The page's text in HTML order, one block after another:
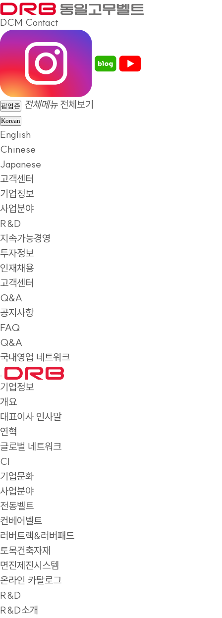
DCM Contact
팝업존 전체메뉴 전체보기
Korean
English
Chinese
Japanese
고객센터
기업정보
사업분야
R&D
지속가능경영
투자정보
인재채용
고객센터
Q&A
공지사항
FAQ
Q&A
국내영업 네트워크
기업정보
개요
대표이사 인사말
연혁
글로벌 네트워크
CI
기업문화
사업분야
전동벨트
컨베어벨트
러버트랙&러버패드
토목건축자재
면진제진시스템
온라인 카탈로그
R&D
R&D소개